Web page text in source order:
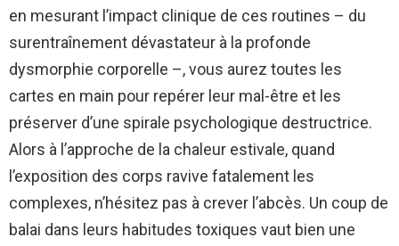
en mesurant l’impact clinique de ces routines – du
surentraînement dévastateur à la profonde
dysmorphie corporelle –, vous aurez toutes les
cartes en main pour repérer leur mal-être et les
préserver d’une spirale psychologique destructrice.
Alors à l’approche de la chaleur estivale, quand
l’exposition des corps ravive fatalement les
complexes, n’hésitez pas à crever l’abcès. Un coup de
balai dans leurs habitudes toxiques vaut bien une